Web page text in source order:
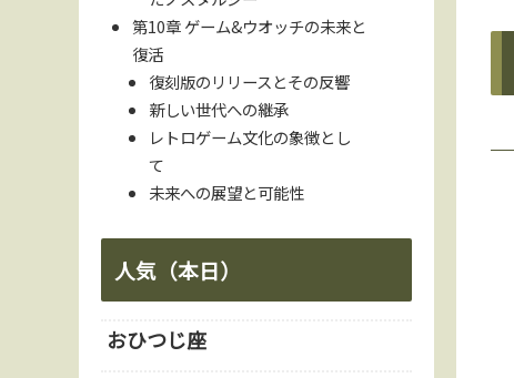
第10章 ゲーム&ウオッチの未来と
復活
復刻版のリリースとその反響
新しい世代への継承
レトロゲーム文化の象徴とし
て
未来への展望と可能性
人気（本日）
おひつじ座